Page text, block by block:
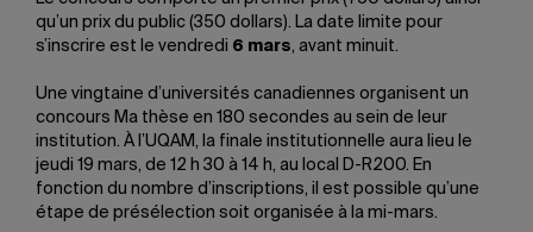
qu’un prix du public (350 dollars). La date limite pour
s’inscrire est le vendredi 6 mars, avant minuit.
Une vingtaine d’universités canadiennes organisent un
concours Ma thèse en 180 secondes au sein de leur
institution. À l’UQAM, la finale institutionnelle aura lieu le
jeudi 19 mars, de 12 h 30 à 14 h, au local D-R200. En
fonction du nombre d’inscriptions, il est possible qu’une
étape de présélection soit organisée à la mi-mars.